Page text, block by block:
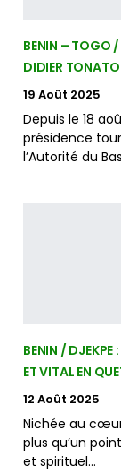
BENIN – TOGO
DIDIER
19 Août 2025
Depuis le 18
présidence
l’Autorité du
BENIN / DJEKPE
ET VITAL EN
12 Août 2025
Nichée au
plus qu’un
et spirituel…